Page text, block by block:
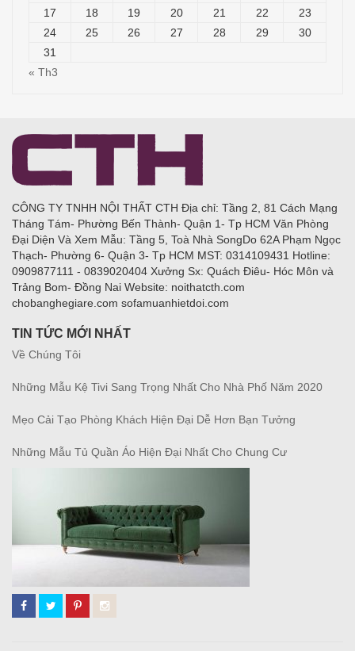
17
18 19 20 21 22
23
24
25 26 27 28 29
30
31
« Th3
CÔNG TY TNHH NỘI THẤT CTH Địa chỉ: Tầng 2, 81 Cách Mạng
Tháng Tám- Phường Bến Thành- Quận 1- Tp HCM Văn Phòng
Đại Diện Và Xem Mẫu: Tầng 5, Toà Nhà SongDo 62A Phạm Ngọc
Thạch- Phường 6- Quận 3- Tp HCM MST: 0314109431 Hotline:
0909877111 - 0839020404 Xưởng Sx: Quách Điêu- Hóc Môn và
Trảng Bom- Đồng Nai Website: noithatcth.com
chobanghegiare.com sofamuanhietdoi.com
TIN TỨC MỚI NHẤT
Về Chúng Tôi
Những Mẫu Kệ Tivi Sang Trọng Nhất Cho Nhà Phố Năm 2020
Mẹo Cải Tạo Phòng Khách Hiện Đại Dễ Hơn Bạn Tưởng
Những Mẫu Tủ Quần Áo Hiện Đại Nhất Cho Chung Cư